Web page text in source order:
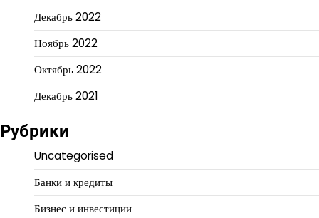
Декабрь 2022
Ноябрь 2022
Октябрь 2022
Декабрь 2021
Рубрики
Uncategorised
Банки и кредиты
Бизнес и инвестиции